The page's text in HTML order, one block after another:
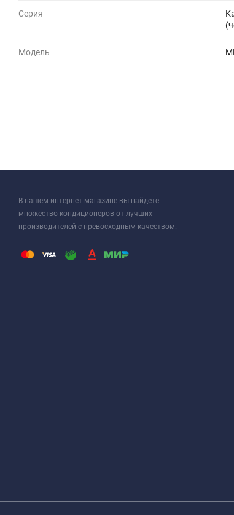
Серия
Модель
В нашем интернет-магазине вы найдете
множество кондиционеров от лучших
производителей с превосходным качеством.